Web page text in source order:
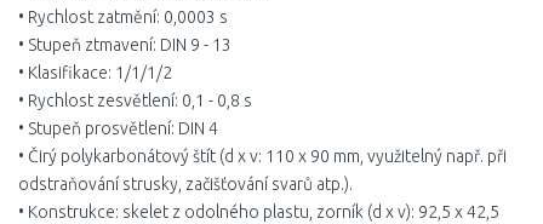
• Rychlost zatmění: 0,0003 s
• Stupeň ztmavení: DIN 9 - 13
• Klasifikace: 1/1/1/2
• Rychlost zesvětlení: 0,1 - 0,8 s
• Stupeň prosvětlení: DIN 4
• Čirý polykarbonátový štít (d x v: 110 x 90 mm, využitelný např. při
odstraňování strusky, začišťování svarů atp.).
• Konstrukce: skelet z odolného plastu, zorník (d x v): 92,5 x 42,5